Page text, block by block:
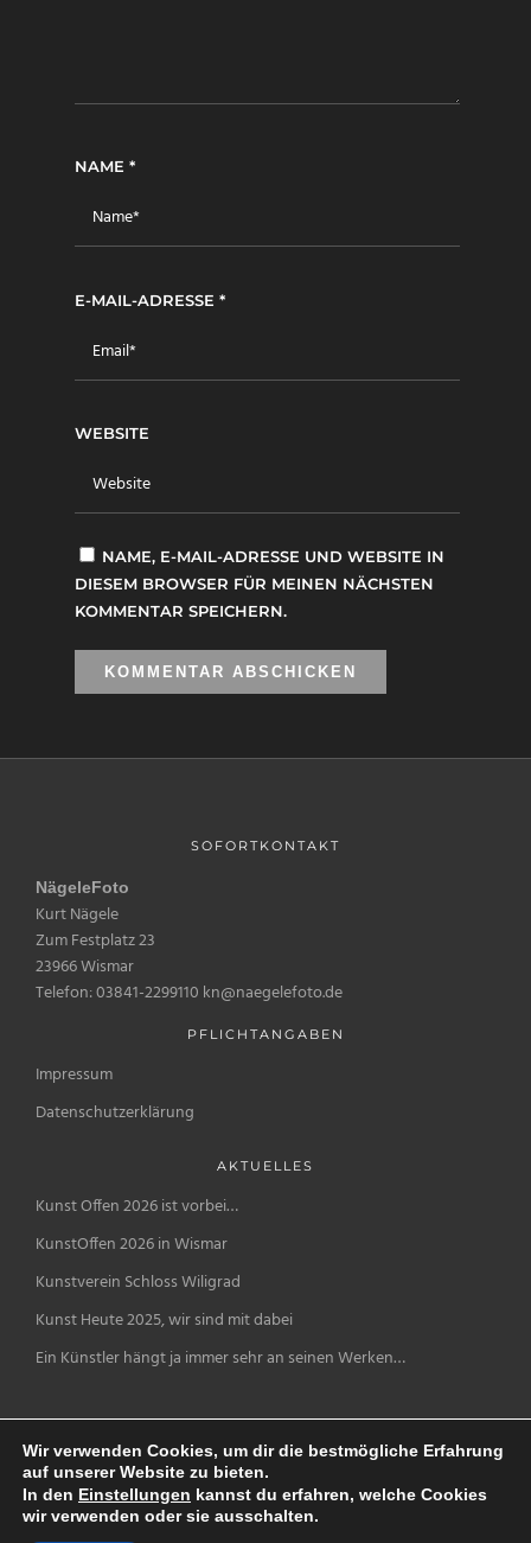
NAME *
E-MAIL-ADRESSE *
WEBSITE
NAME, E-MAIL-ADRESSE UND WEBSITE IN
DIESEM BROWSER FÜR MEINEN NÄCHSTEN
KOMMENTAR SPEICHERN.
SOFORTKONTAKT
NägeleFoto
Kurt Nägele
Zum Festplatz 23
23966 Wismar
Telefon: 03841-2299110 kn@naegelefoto.de
PFLICHTANGABEN
Impressum
Datenschutzerklärung
AKTUELLES
Kunst Offen 2026 ist vorbei…
KunstOffen 2026 in Wismar
Kunstverein Schloss Wiligrad
Kunst Heute 2025, wir sind mit dabei
Ein Künstler hängt ja immer sehr an seinen Werken…
Wir verwenden Cookies, um dir die bestmögliche Erfahrung
auf unserer Website zu bieten.
In den Einstellungen kannst du erfahren, welche Cookies
wir verwenden oder sie ausschalten.